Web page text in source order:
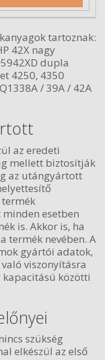
tartoznak:
42X nagy
dupla
4250, 4350
/ 39A / 42A
az eredeti
mellett biztosítják
az utángyártott
minden esetben
is. Akkor is, ha
termék nevében. A
gyártói adatok,
viszonyításra
kapacitású közötti
szükség
elkészül az első